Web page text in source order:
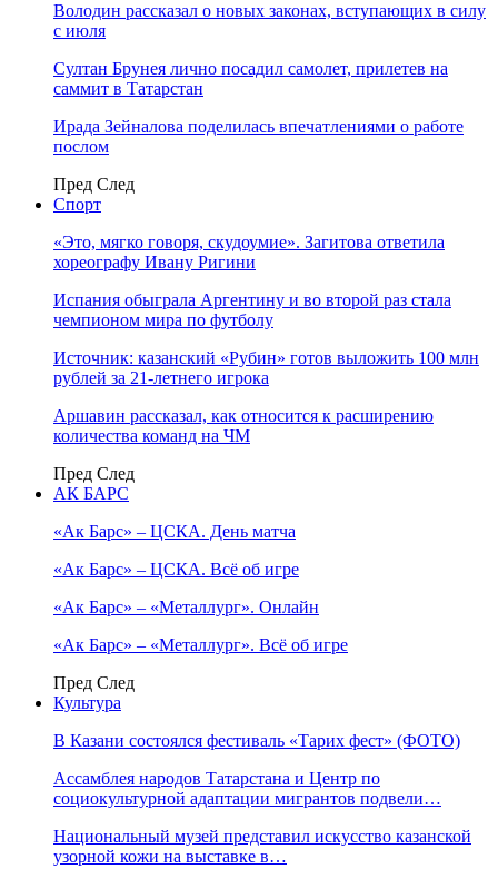
Володин рассказал о новых законах, вступающих в силу
с июля
Султан Брунея лично посадил самолет, прилетев на
саммит в Татарстан
Ирада Зейналова поделилась впечатлениями о работе
послом
Пред След
Спорт
«Это, мягко говоря, скудоумие». Загитова ответила
хореографу Ивану Ригини
Испания обыграла Аргентину и во второй раз стала
чемпионом мира по футболу
Источник: казанский «Рубин» готов выложить 100 млн
рублей за 21-летнего игрока
Аршавин рассказал, как относится к расширению
количества команд на ЧМ
Пред След
АК БАРС
«Ак Барс» – ЦСКА. День матча
«Ак Барс» – ЦСКА. Всё об игре
«Ак Барс» – «Металлург». Онлайн
«Ак Барс» – «Металлург». Всё об игре
Пред След
Культура
В Казани состоялся фестиваль «Тарих фест» (ФОТО)
Ассамблея народов Татарстана и Центр по
социокультурной адаптации мигрантов подвели…
Национальный музей представил искусство казанской
узорной кожи на выставке в…